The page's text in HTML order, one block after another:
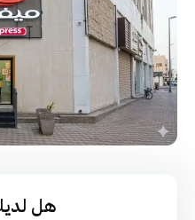
هل